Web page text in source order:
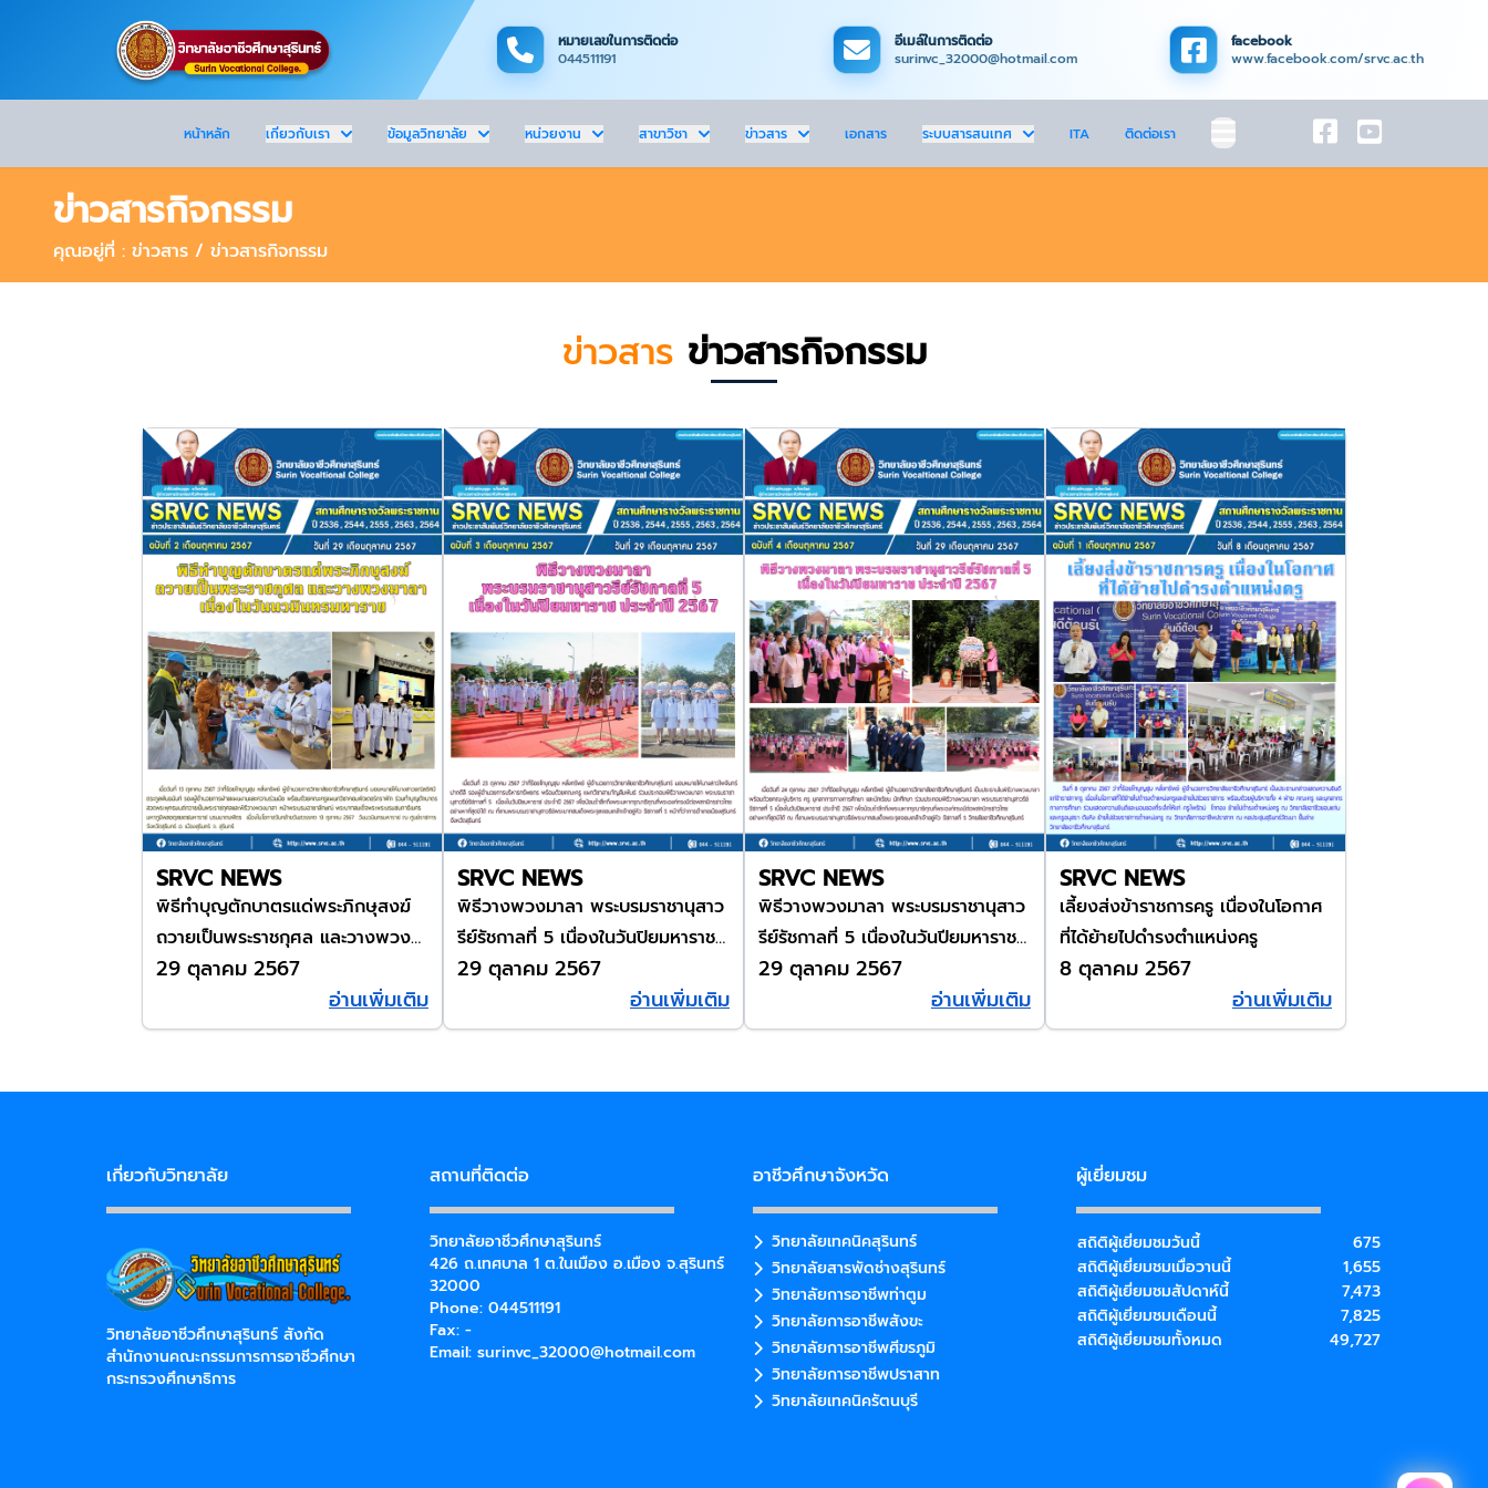
หมายเลขในการติดต่อ
044511191
อีเมล์ในการติดต่อ
surinvc_32000@hotmail.com
facebook
www.facebook.com/srvc.ac.th
หน้าหลัก เกี่ยวกับเรา ข้อมูลวิทยาลัย หน่วยงาน สาขาวิชา ข่าวสาร เอกสาร ระบบสารสนเทศ ITA ติดต่อเรา
ข่าวสารกิจกรรม
คุณอยู่ที่ : ข่าวสาร / ข่าวสารกิจกรรม
ข่าวสาร ข่าวสารกิจกรรม
SRVC NEWS
พิธีทำบุญตักบาตรแด่พระภิกษุสงฆ์
ถวายเป็นพระราชกุศล และวางพวง
มาลาเนื่องในวันนวมินทรมหาราช
29 ตุลาคม 2567
อ่านเพิ่มเติม
SRVC NEWS
พิธีวางพวงมาลา พระบรมราชานุสาว
รีย์รัชกาลที่ 5 เนื่องในวันปิยมหาราช
ประจำปี 2567
29 ตุลาคม 2567
อ่านเพิ่มเติม
SRVC NEWS
พิธีวางพวงมาลา พระบรมราชานุสาว
รีย์รัชกาลที่ 5 เนื่องในวันปียมหาราช
ประจำปี 2567
29 ตุลาคม 2567
อ่านเพิ่มเติม
SRVC NEWS
เลี้ยงส่งข้าราชการครู เนื่องในโอกาศ
ที่ได้ย้ายไปดำรงตำแหน่งครู
8 ตุลาคม 2567
อ่านเพิ่มเติม
เกี่ยวกับวิทยาลัย
วิทยาลัยอาชีวศึกษาสุรินทร์ สังกัด
สำนักงานคณะกรรมการการอาชีวศึกษา
กระทรวงศึกษาธิการ
สถานที่ติดต่อ
วิทยาลัยอาชีวศึกษาสุรินทร์
426 ถ.เทศบาล 1 ต.ในเมือง อ.เมือง จ.สุรินทร์
32000
Phone: 044511191
Fax: -
Email: surinvc_32000@hotmail.com
อาชีวศึกษาจังหวัด
วิทยาลัยเทคนิคสุรินทร์
วิทยาลัยสารพัดช่างสุรินทร์
วิทยาลัยการอาชีพท่าตูม
วิทยาลัยการอาชีพสังขะ
วิทยาลัยการอาชีพศีขรภูมิ
วิทยาลัยการอาชีพปราสาท
วิทยาลัยเทคนิครัตนบุรี
ผู้เยี่ยมชม
สถิติผู้เยี่ยมชมวันนี้
675
สถิติผู้เยี่ยมชมเมื่อวานนี้
1,655
สถิติผู้เยี่ยมชมสัปดาห์นี้
7,473
สถิติผู้เยี่ยมชมเดือนนี้
7,825
สถิติผู้เยี่ยมชมทั้งหมด
49,727